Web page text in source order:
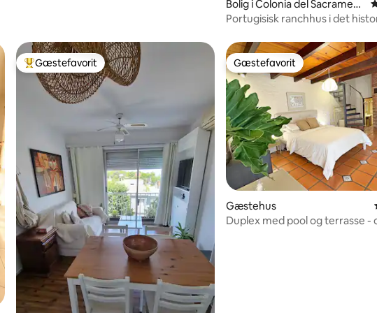
Bolig i Colonia del Sacrament
o
Portugisisk ranchhus i det
Bedste gæstefavorit
Gæstefavorit Gæstefavorit
Gæstefavorit
Gæstehus
Duplex med pool og terrasse -